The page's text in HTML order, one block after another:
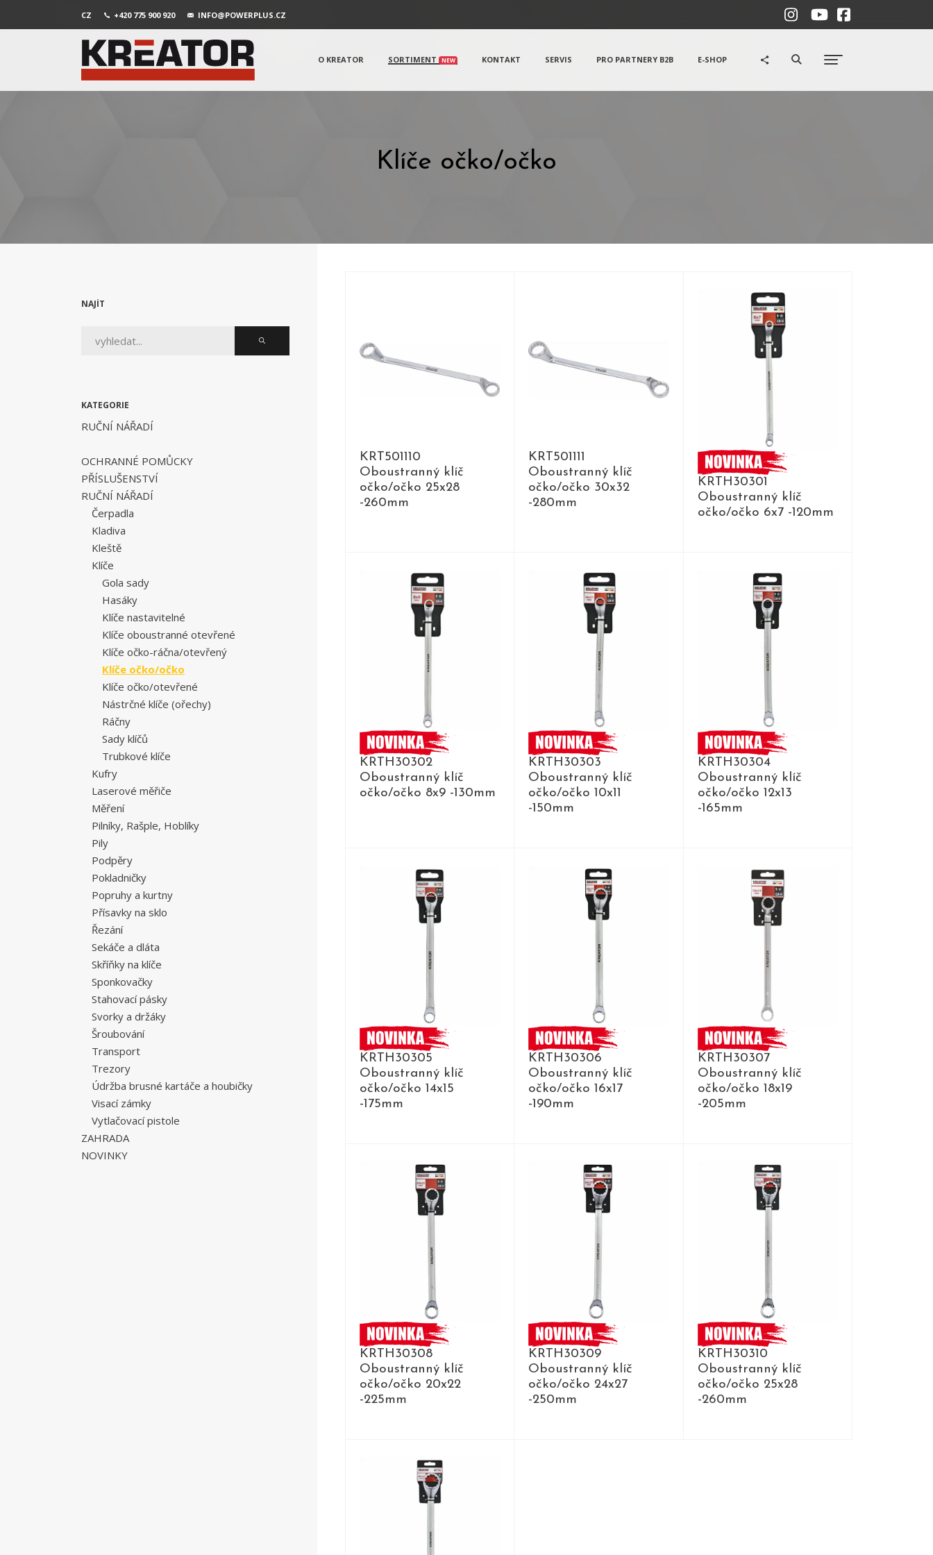
CZ +420 775 900 920 INFO@POWERPLUS.CZ
O KREATOR SORTIMENT NEW KONTAKT SERVIS PRO PARTNERY B2B E-SHOP
Klíče očko/očko
KRT501110
Oboustranný klíč
očko/očko 25x28
-260mm
KRT501111
Oboustranný klíč
očko/očko 30x32
-280mm
KRTH30301
Oboustranný klíč
očko/očko 6x7 -120mm
KRTH30302
Oboustranný klíč
očko/očko 8x9 -130mm
KRTH30303
Oboustranný klíč
očko/očko 10x11
-150mm
KRTH30304
Oboustranný klíč
očko/očko 12x13
-165mm
KRTH30305
Oboustranný klíč
očko/očko 14x15
-175mm
KRTH30306
Oboustranný klíč
očko/očko 16x17
-190mm
KRTH30307
Oboustranný klíč
očko/očko 18x19
-205mm
KRTH30308
Oboustranný klíč
očko/očko 20x22
-225mm
KRTH30309
Oboustranný klíč
očko/očko 24x27
-250mm
KRTH30310
Oboustranný klíč
očko/očko 25x28
-260mm
NAJÍT
KATEGORIE
RUČNÍ NÁŘADÍ
OCHRANNÉ POMŮCKY
PŘÍSLUŠENSTVÍ
RUČNÍ NÁŘADÍ
Čerpadla
Kladiva
Kleště
Klíče
Gola sady
Hasáky
Klíče nastavitelné
Klíče oboustranné otevřené
Klíče očko-ráčna/otevřený
Klíče očko/očko
Klíče očko/otevřené
Nástrčné klíče (ořechy)
Ráčny
Sady klíčů
Trubkové klíče
Kufry
Laserové měřiče
Měření
Pilníky, Rašple, Hoblíky
Pily
Podpěry
Pokladničky
Popruhy a kurtny
Přísavky na sklo
Řezání
Sekáče a dláta
Skříňky na klíče
Sponkovačky
Stahovací pásky
Svorky a držáky
Šroubování
Transport
Trezory
Údržba brusné kartáče a houbičky
Visací zámky
Vytlačovací pistole
ZAHRADA
NOVINKY